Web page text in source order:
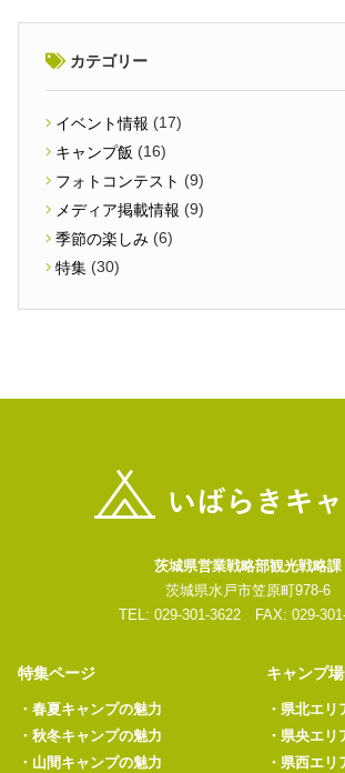
カテゴリー
イベント情報 (17)
キャンプ飯 (16)
フォトコンテスト (9)
メディア掲載情報 (9)
季節の楽しみ (6)
特集 (30)
茨城県営業戦略部観光戦略課
茨城県水戸市笠原町978-6
TEL: 029-301-3622 FAX: 029-
特集ページ
・ 春夏キャンプの魅力
・ 秋冬キャンプの魅力
・ 山間キャンプの魅力
キャンプ
・ 県北エリ
・ 県央エリ
・ 県西エリ